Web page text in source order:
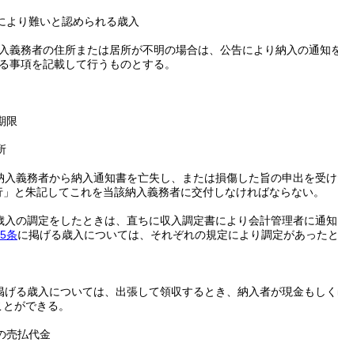
より難いと認められる歳入
義務者の住所または居所が不明の場合は、公告により納入の通知
事項を記載して行うものとする。
限
入義務者から納入通知書を亡失し、または損傷した旨の申出を受
と朱記してこれを当該納入義務者に交付しなければならない。
入の調定をしたときは、直ちに収入調定書により会計管理者に通知
条に掲げる歳入については、それぞれの規定により調定があった
げる歳入については、出張して領収するとき、納入者が現金もし
ができる。
売払代金